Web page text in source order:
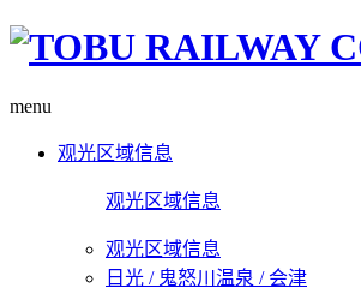
menu
观光区域信息
观光区域信息
观光区域信息
日光 / 鬼怒川温泉 / 会津